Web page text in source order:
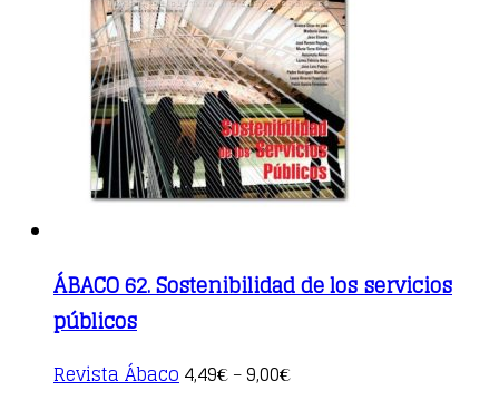
options
may
be
chosen
on
the
product
page
ÁBACO 62. Sostenibilidad de los servicios
públicos
Revista Ábaco This
product
4,49€ – 9,00€